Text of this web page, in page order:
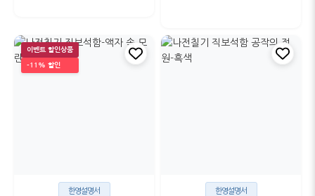
이벤트 할인상품
-11% 할인
한영설명서 한영설명서